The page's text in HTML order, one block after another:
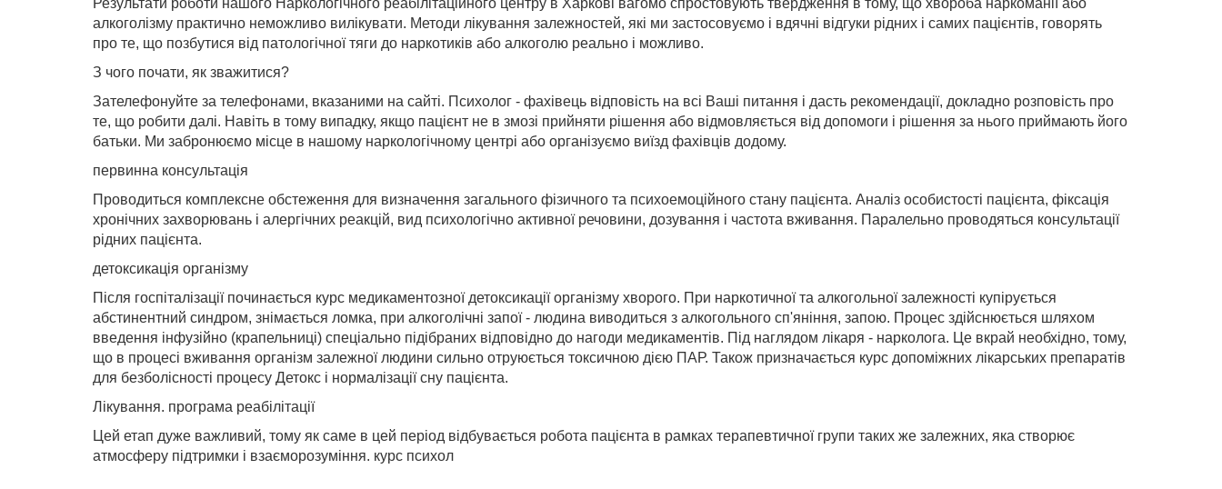
алкоголізму практично неможливо вилікувати. Методи лікування залежностей, які ми застосовуємо і вдячні відгуки рідних і самих пацієнтів, говорять
про те, що позбутися від патологічної тяги до наркотиків або алкоголю реально і можливо.
З чого почати, як зважитися?
Зателефонуйте за телефонами, вказаними на сайті. Психолог - фахівець відповість на всі Ваші питання і дасть рекомендації, докладно розповість про
те, що робити далі. Навіть в тому випадку, якщо пацієнт не в змозі прийняти рішення або відмовляється від допомоги і рішення за нього приймають його
батьки. Ми забронюємо місце в нашому наркологічному центрі або організуємо виїзд фахівців додому.
первинна консультація
Проводиться комплексне обстеження для визначення загального фізичного та психоемоційного стану пацієнта. Аналіз особистості пацієнта, фіксація
хронічних захворювань і алергічних реакцій, вид психологічно активної речовини, дозування і частота вживання. Паралельно проводяться консультації
рідних пацієнта.
детоксикація організму
Після госпіталізації починається курс медикаментозної детоксикації організму хворого. При наркотичної та алкогольної залежності купірується
абстинентний синдром, знімається ломка, при алкоголічні запої - людина виводиться з алкогольного сп'яніння, запою. Процес здійснюється шляхом
введення інфузійно (крапельниці) спеціально підібраних відповідно до нагоди медикаментів. Під наглядом лікаря - нарколога. Це вкрай необхідно, тому,
що в процесі вживання організм залежної людини сильно отруюється токсичною дією ПАР. Також призначається курс допоміжних лікарських препаратів
для безболісності процесу Детокс і нормалізації сну пацієнта.
Лікування. програма реабілітації
Цей етап дуже важливий, тому як саме в цей період відбувається робота пацієнта в рамках терапевтичної групи таких же залежних, яка створює
атмосферу підтримки і взаєморозуміння. курс психол